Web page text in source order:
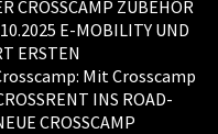
CROSSCAMP ZUBEHÖR
E-MOBILITY UND
ERSTEN
Mit Crosscamp
INS ROAD-
CROSSCAMP